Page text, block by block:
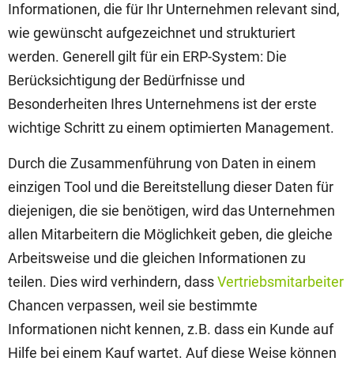
Informationen, die für Ihr Unternehmen relevant sind,
wie gewünscht aufgezeichnet und strukturiert
werden. Generell gilt für ein ERP-System: Die
Berücksichtigung der Bedürfnisse und
Besonderheiten Ihres Unternehmens ist der erste
wichtige Schritt zu einem optimierten Management.
Durch die Zusammenführung von Daten in einem
einzigen Tool und die Bereitstellung dieser Daten für
diejenigen, die sie benötigen, wird das Unternehmen
allen Mitarbeitern die Möglichkeit geben, die gleiche
Arbeitsweise und die gleichen Informationen zu
teilen. Dies wird verhindern, dassVertriebsmitarbeiter
Chancen verpassen, weil sie bestimmte
Informationen nicht kennen, z.B. dass ein Kunde auf
Hilfe bei einem Kauf wartet. Auf diese Weise können